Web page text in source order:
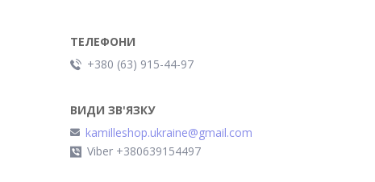
+380 (63) 915-44-97
kamilleshop.ukraine@gmail.com
Viber +380639154497